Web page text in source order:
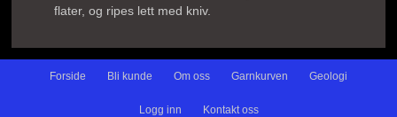
flater, og ripes lett med kniv.
Forside Bli kunde Om oss Garnkurven Geologi
Logg inn Kontakt oss